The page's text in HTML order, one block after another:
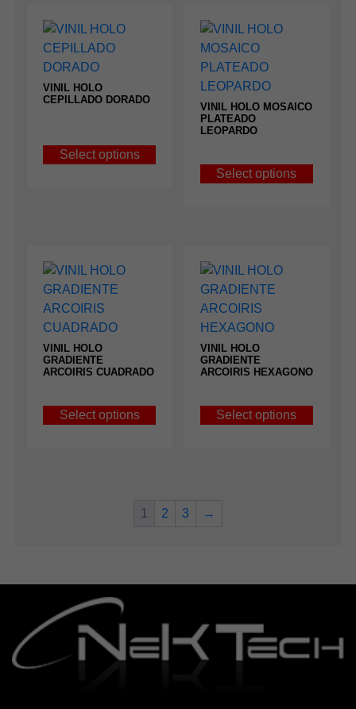
VINIL HOLO
CEPILLADO DORADO
Select options
VINIL HOLO MOSAICO
PLATEADO
LEOPARDO
Select options
VINIL HOLO
GRADIENTE
ARCOIRIS CUADRADO
Select options
VINIL HOLO
GRADIENTE
ARCOIRIS HEXAGONO
Select options
1 2 3 →